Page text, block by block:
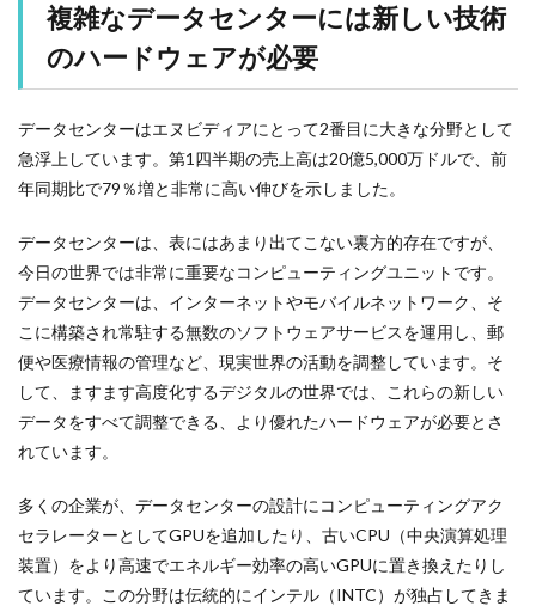
複雑なデータセンターには新しい技術
のハードウェアが必要
データセンターはエヌビディアにとって2番目に大きな分野として
急浮上しています。第1四半期の売上高は20億5,000万ドルで、前
年同期比で79％増と非常に高い伸びを示しました。
データセンターは、表にはあまり出てこない裏方的存在ですが、
今日の世界では非常に重要なコンピューティングユニットです。
データセンターは、インターネットやモバイルネットワーク、そ
こに構築され常駐する無数のソフトウェアサービスを運用し、郵
便や医療情報の管理など、現実世界の活動を調整しています。そ
して、ますます高度化するデジタルの世界では、これらの新しい
データをすべて調整できる、より優れたハードウェアが必要とさ
れています。
多くの企業が、データセンターの設計にコンピューティングアク
セラレーターとしてGPUを追加したり、古いCPU（中央演算処理
装置）をより高速でエネルギー効率の高いGPUに置き換えたりし
ています。この分野は伝統的にインテル（INTC）が独占してきま